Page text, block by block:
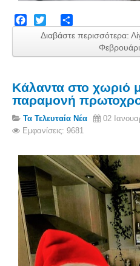
Facebook
TwitterShare
Διαβάστε περισσότερα:
Κάλαντα στο χωριό
παραμονή
Τα Τελευταία Νέα
02
Εμφανίσεις: 9681